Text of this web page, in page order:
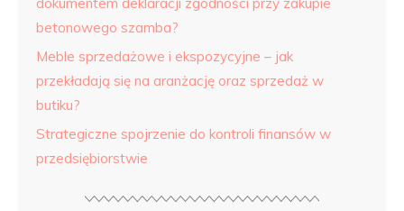
betonowego szamba?
Meble sprzedażowe i ekspozycyjne – jak
przekładają się na aranżację oraz sprzedaż w
butiku?
Strategiczne spojrzenie do kontroli finansów w
przedsiębiorstwie